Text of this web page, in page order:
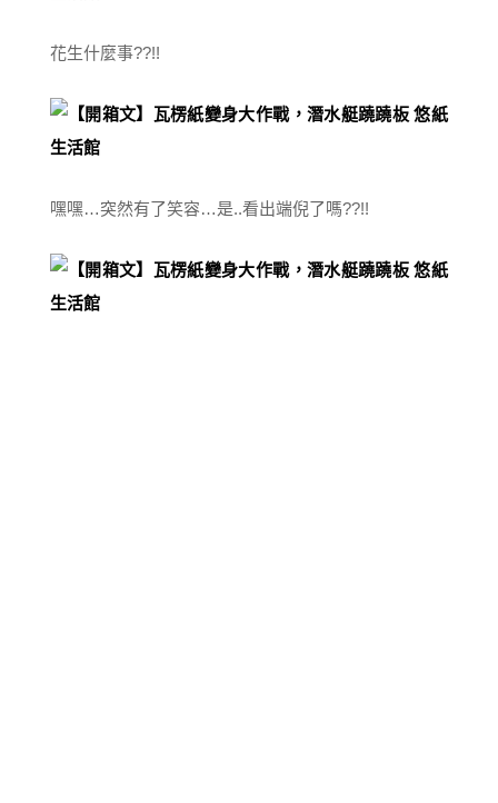
花生什麼事??!!
嘿嘿…突然有了笑容…是..看出端倪了嗎??!!